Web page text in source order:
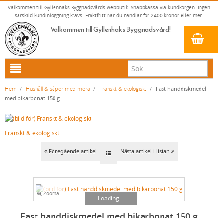
Välkommen till Gyllenhaks Byggnadsvårds webbutik. Snabbkassa via kundkorgen. Ingen
särskild kundinloggning krävs. Fraktfritt när du handlar för 2400 kronor eller mer.
Välkommen till Gyllenhaks Byggnadsvård!
HEM
NYA PRODUKTER
LINOLJEFÄRG & SLAMFÄRG MED MERA
LINOLJEFÄRGER
VITA KULÖRER
GULA KULÖRER
RÖDA KULÖRER
GRÖNA KULÖRER
MATTA LINOLJEFÄRGER
KONSTNÄRSFÄRGER
VITT
GULT/ORANGE
LACK, LASYRER, FERNISSOR & OLJOR
LINOLJESÅPA OCH MÅLARTVÄTT
KLASSISKA KLÄDER
RESISTANT WORK WEAR
VÄSTAR
BYXOR
JACKOR, ANORAKER OCH BUSSARONGER
BADRUM & KÖK (KRANAR & PORSLIN)
TVÄTTSTÄLLSBLANDARE
BADKARSBLANDARE
DUSCHAR OCH DUSCHBLANDARE
DÖRRHANDTAG MÄSSING (INNERDÖRR)
DÖRRHANDTAG NICKEL (INNERDÖRR)
DÖRRHANDTAG LÅNGSKYLT MÄSSING
YTTERDÖRRSHANDTAG
HANDTAG YTTERDÖRR OVAL CYLINDER
HANDTAG YTTERDÖRR (ASSA 2000)
KLASSISKA SPANJOLETTHANDTAG
KLASSISKA SPANJOLETTHANDTAG
FÖNSTERBESLAG & FÖNSTERVERKTYG
Hem / Hushåll & såpor med mera / Franskt & ekologiskt / Fast handdiskmedel
med bikarbonat 150 g
Franskt & ekologiskt
Föregående artikel Nästa artikel i listan
Loading...
Zooma